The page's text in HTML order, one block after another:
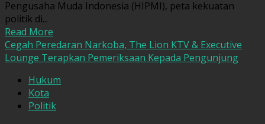
Pengusaha Muda Indonesia (HIPMI), peta kekuatan
politik di...
Read More
Cegah Peredaran Narkoba, The Lion KTV & Executive
Lounge Terapkan Pemeriksaan Kepada Pengunjung
Hukum
Kota
Politik